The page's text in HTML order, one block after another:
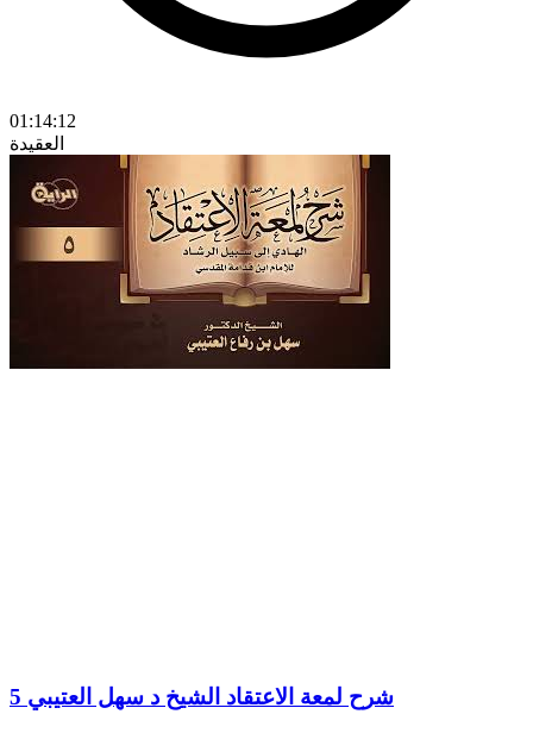
01:14:12
العقيدة
5 شرح لمعة الاعتقاد الشيخ د سهل العتيبي